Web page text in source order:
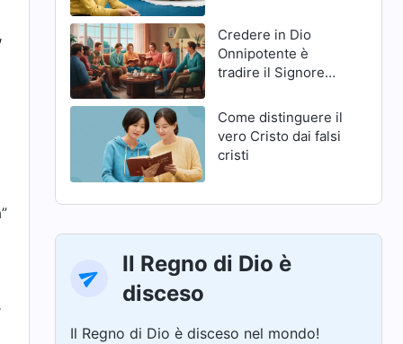
Credere in Dio
Onnipotente è
tradire il Signore
Come distinguere il
vero Cristo dai falsi
cristi
Il Regno di Dio è
disceso
Il Regno di Dio è disceso nel mondo!